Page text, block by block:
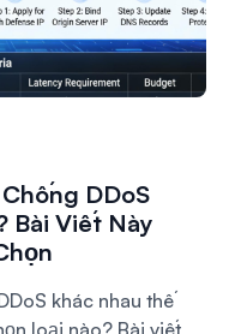
DDoS
Bài Viết Này
khác nhau thế